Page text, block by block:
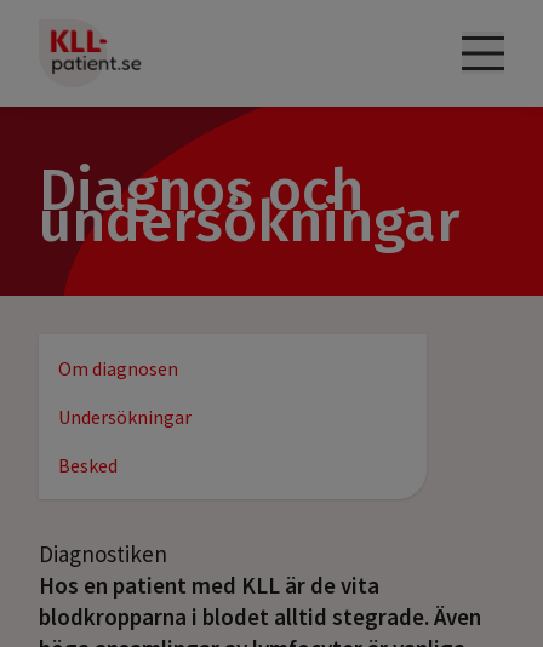
Diagnos och undersökningar
Behandling
Vanliga frågor
Diagnos och
undersökningar
Om diagnosen
Undersökningar
Besked
Diagnostiken
Hos en patient med KLL är de vita
blodkropparna i blodet alltid stegrade. Även